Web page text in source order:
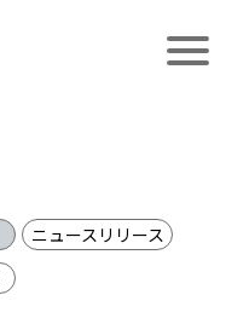
ニュースリリース